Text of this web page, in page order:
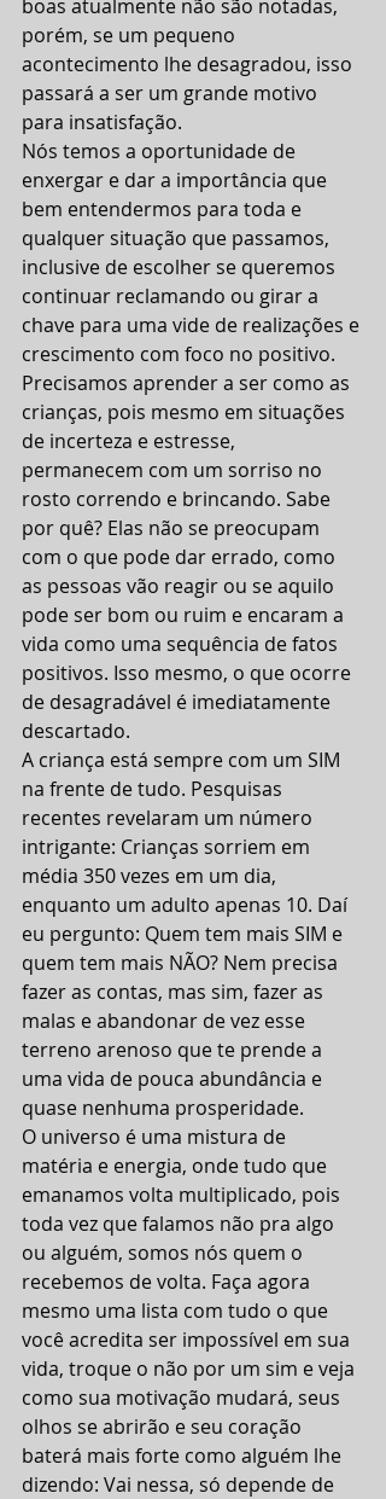
boas atualmente não são notadas,
porém, se um pequeno
acontecimento lhe desagradou, isso
passará a ser um grande motivo
para insatisfação.
Nós temos a oportunidade de
enxergar e dar a importância que
bem entendermos para toda e
qualquer situação que passamos,
inclusive de escolher se queremos
continuar reclamando ou girar a
chave para uma vide de realizações e
crescimento com foco no positivo.
Precisamos aprender a ser como as
crianças, pois mesmo em situações
de incerteza e estresse,
permanecem com um sorriso no
rosto correndo e brincando. Sabe
por quê? Elas não se preocupam
com o que pode dar errado, como
as pessoas vão reagir ou se aquilo
pode ser bom ou ruim e encaram a
vida como uma sequência de fatos
positivos. Isso mesmo, o que ocorre
de desagradável é imediatamente
descartado.
A criança está sempre com um SIM
na frente de tudo. Pesquisas
recentes revelaram um número
intrigante: Crianças sorriem em
média 350 vezes em um dia,
enquanto um adulto apenas 10. Daí
eu pergunto: Quem tem mais SIM e
quem tem mais NÃO? Nem precisa
fazer as contas, mas sim, fazer as
malas e abandonar de vez esse
terreno arenoso que te prende a
uma vida de pouca abundância e
quase nenhuma prosperidade.
O universo é uma mistura de
matéria e energia, onde tudo que
emanamos volta multiplicado, pois
toda vez que falamos não pra algo
ou alguém, somos nós quem o
recebemos de volta. Faça agora
mesmo uma lista com tudo o que
você acredita ser impossível em sua
vida, troque o não por um sim e veja
como sua motivação mudará, seus
olhos se abrirão e seu coração
baterá mais forte como alguém lhe
dizendo: Vai nessa, só depende de